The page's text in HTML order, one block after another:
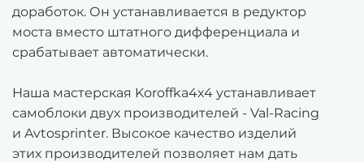
доработок. Он устанавливается в редуктор
моста вместо штатного дифференциала и
срабатывает автоматически.
Наша мастерская Koroffka4x4 устанавливает
самоблоки двух производителей - Val-Racing
и Avtosprinter. Высокое качество изделий
этих производителей позволяет нам дать